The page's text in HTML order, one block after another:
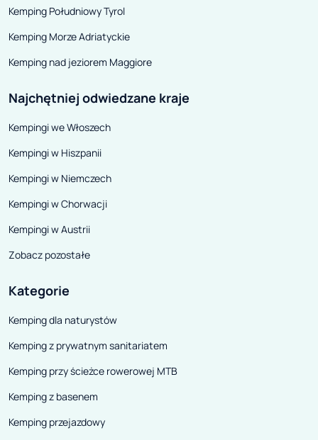
Kemping Południowy Tyrol
Kemping Morze Adriatyckie
Kemping nad jeziorem Maggiore
Najchętniej odwiedzane kraje
Kempingi we Włoszech
Kempingi w Hiszpanii
Kempingi w Niemczech
Kempingi w Chorwacji
Kempingi w Austrii
Zobacz pozostałe
Kategorie
Kemping dla naturystów
Kemping z prywatnym sanitariatem
Kemping przy ścieżce rowerowej MTB
Kemping z basenem
Kemping przejazdowy